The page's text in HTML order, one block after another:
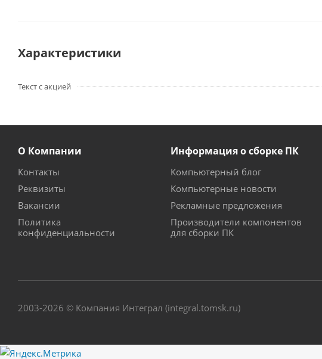
Характеристики
Текст с акцией
О Компании
Контакты
Реквизиты
Вакансии
Политика
конфиденциальности
Информация о сборке ПК
Компьютерный блог
Компьютерные новости
Рекламные предложения
Производители компонентов
для сборки ПК
2003-2026 © Компания Интеграл (integral.tomsk.ru)